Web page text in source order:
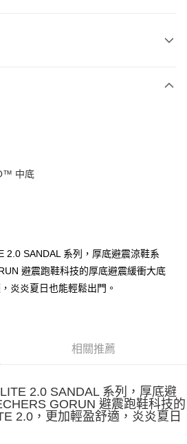
灣大哥大用戶可立即使用無須另外申請。
」，訂單成立後會自動跳轉到大哥付的交易
分期的期數、繳款截止日，確認付款後即完
用金額請依後續交易確認頁面所載為準。
確認交易或遇審核未通過，訂單將自動取
況，表示未達大哥付你分期系統評分，恕無
購買商品或服務，並由商店將買賣／分期付款
約使用本公司帳單繳交帳款。
分期」之契約關係目的，商店將以您的個人
提供予台灣大哥大進項蒐集、處理及利用，
所需資料之確認、核對及更正。
中底
2.0 SANDAL 系列，厚底避震涼鞋系
避震跑鞋科技的厚底避震緩衝大底
炎炎夏日也能輕鬆出門。
相關推薦
2.0 SANDAL 系列，厚底避
GORUN 避震跑鞋科技的
2.0，更加輕盈舒適，炎炎夏日